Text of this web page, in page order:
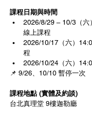
課程日期與時間
2026/8/29 – 10/3（六
線上課程
2026/10/17（六）
程
2026/10/24（六）
📌 9/26、10/10 暫停一次
課程地點 (實體及約談)
台北真理堂 9樓迦勒廳